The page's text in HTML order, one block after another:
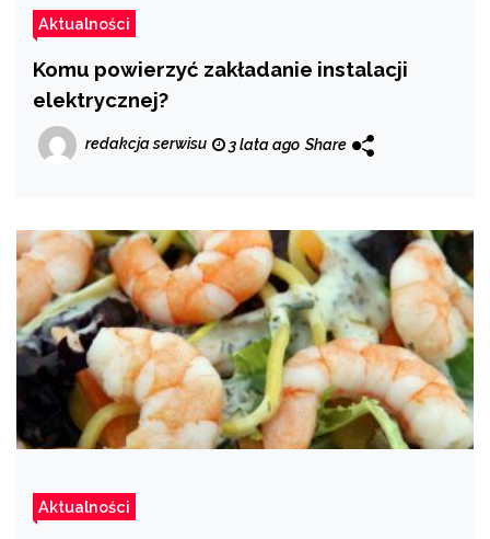
Aktualności
Komu powierzyć zakładanie instalacji
elektrycznej?
redakcja serwisu 3 lata ago Share
Aktualności